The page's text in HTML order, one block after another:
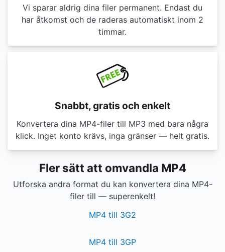
Vi sparar aldrig dina filer permanent. Endast du
har åtkomst och de raderas automatiskt inom 2
timmar.
Snabbt, gratis och enkelt
Konvertera dina MP4-filer till MP3 med bara några
klick. Inget konto krävs, inga gränser — helt gratis.
Fler sätt att omvandla MP4
Utforska andra format du kan konvertera dina MP4-
filer till — superenkelt!
MP4 till 3G2
MP4 till 3GP